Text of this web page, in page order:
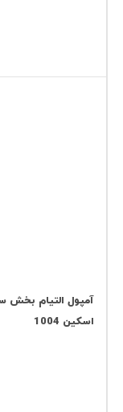
آمپول التیام بخش
اسکین 1004